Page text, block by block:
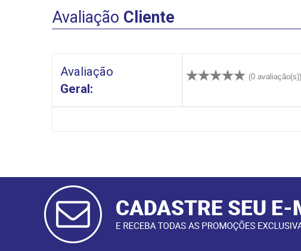
Avaliação Cliente
Avaliação
Geral:
(0 avaliação(s))
CADASTRAR
E-MAIL